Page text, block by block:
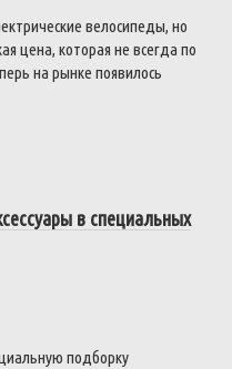
велосипеды, но
цена, которая не всегда по
на рынке появилось
в специальных
подборку